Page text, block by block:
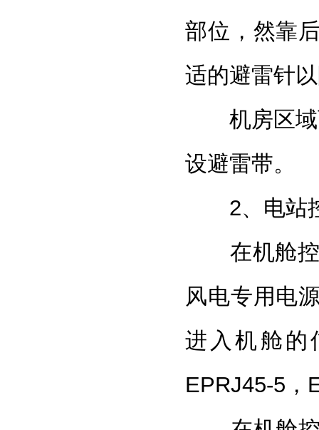
部位，然靠
适的避雷针
机房区域
设避雷带。
2、电站
在机舱控
风电专用电
进入机舱的
EPRJ45-5，